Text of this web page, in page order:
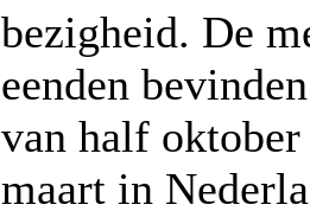
bezigheid. De
eenden
van half
maart in